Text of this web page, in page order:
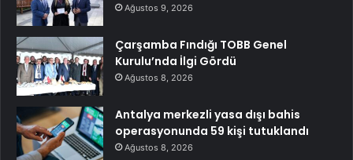
Ağustos 9, 2026
Çarşamba Fındığı TOBB Genel
Kurulu’nda İlgi Gördü
Ağustos 8, 2026
Antalya merkezli yasa dışı bahis
operasyonunda 59 kişi tutuklandı
Ağustos 8, 2026